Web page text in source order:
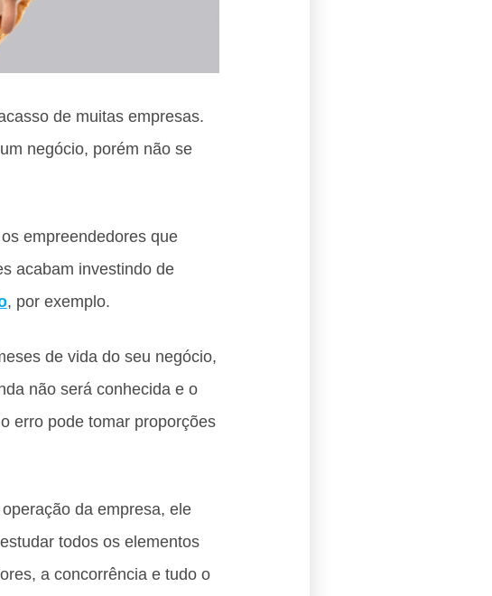
de muitas empresas.
negócio, porém não se
empreendedores que
acabam investindo de
, por exemplo.
de vida do seu negócio,
não será conhecida e o
erro pode tomar proporções
da empresa, ele
todos os elementos
a concorrência e tudo o